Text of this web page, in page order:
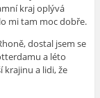
kraj oplývá
mi tam moc dobře.
dostal jsem se
a léto
krajinu a lidi, že